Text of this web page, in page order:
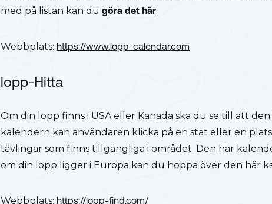
med på listan kan du göra det här.
Webbplats: https://www.lopp-calendar.com
lopp-Hitta
Om din lopp finns i USA eller Kanada ska du se till att
kalendern kan användaren klicka på en stat eller en
tävlingar som finns tillgängliga i området. Den här
om din lopp ligger i Europa kan du hoppa över den här
Webbplats: https://lopp-find.com/